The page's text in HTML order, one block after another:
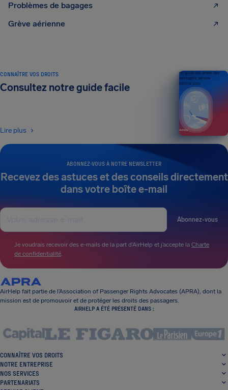
Problèmes de bagages
Grève aérienne
ABONNEZ-VOUS À NOTRE NEWSLETTER
Recevez des astuces et des conseils directement
dans votre boîte e-mail
Abonnez-vous
Je voudrais recevoir des e-mails de la part d’AirHelp et j’accepte la Charte
de confidentialité.
CONNAÎTRE VOS DROITS
Consultez notre guide facile
Lire plus
Un guide des droits des
passagers aériens
ÉDITION 2026
AirHelp fait partie de l’Association of Passenger Rights Advocates (APRA), dont la
mission est de promouvoir et de protéger les droits des passagers.
AIRHELP A ÉTÉ PRÉSENTÉ DANS :
CONNAÎTRE VOS DROITS
NOTRE ENTREPRISE
NOS SERVICES
PARTENARIATS